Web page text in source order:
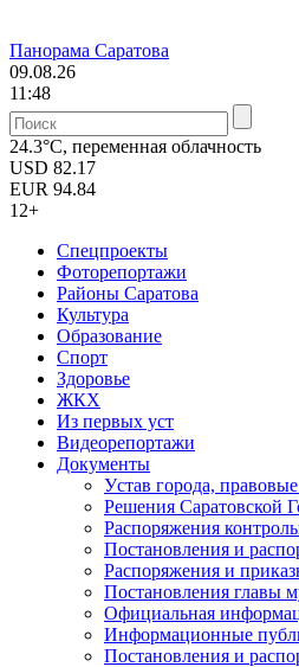
Панорама Саратова
09.08.26
11:48
24.3°C, переменная облачность
USD 82.17
EUR 94.84
12+
Спецпроекты
Фоторепортажи
Районы Саратова
Культура
Образование
Спорт
Здоровье
ЖКХ
Из пеpвых уст
Видеорепортажи
Документы
Уcтав города,
Решения Саратовской
Распоряжения
Постановления и
Распоряжения и
Постановления главы
Официальная
Информационные
Постановления и